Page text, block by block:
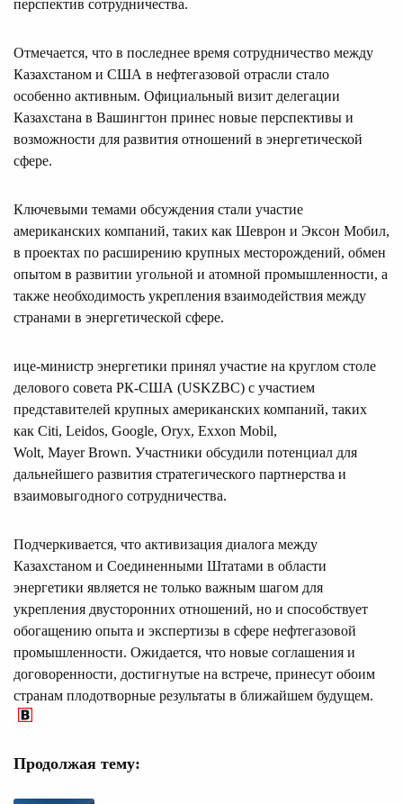
перспектив сотрудничества.
Отмечается, что в последнее время сотрудничество между
Казахстаном и США в нефтегазовой отрасли стало
особенно активным. Официальный визит делегации
Казахстана в Вашингтон принес новые перспективы и
возможности для развития отношений в энергетической
сфере.
Ключевыми темами обсуждения стали участие
американских компаний, таких как Шеврон и Эксон Мобил,
в проектах по расширению крупных месторождений, обмен
опытом в развитии угольной и атомной промышленности, а
также необходимость укрепления взаимодействия между
странами в энергетической сфере.
ице-министр энергетики принял участие на круглом столе
делового совета РК-США (USKZBC) с участием
представителей крупных американских компаний, таких
как Citi, Leidos, Google, Oryx, Exxon Mobil,
Wolt, Mayer Brown. Участники обсудили потенциал для
дальнейшего развития стратегического партнерства и
взаимовыгодного сотрудничества.
Подчеркивается, что активизация диалога между
Казахстаном и Соединенными Штатами в области
энергетики является не только важным шагом для
укрепления двусторонних отношений, но и способствует
обогащению опыта и экспертизы в сфере нефтегазовой
промышленности. Ожидается, что новые соглашения и
договоренности, достигнутые на встрече, принесут обоим
странам плодотворные результаты в ближайшем будущем.
Продолжая тему: